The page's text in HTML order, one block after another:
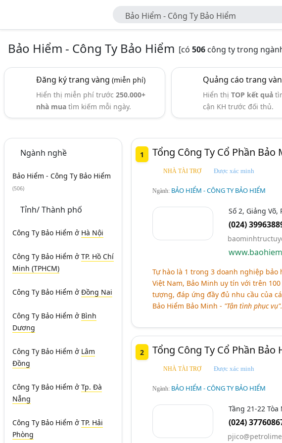
Bảo Hiểm - Công Ty Bảo Hiểm
Bảo Hiểm - Công Ty Bảo Hiểm [có 506 công ty trong
Đăng ký trang vàng(miễn phí)
Hiển thị miễn phí trước250.000+
nhà mua tìm kiếm mỗi ngày.
Quảng cáo trang
Hiển thịTOP kết quả
cận KH trước đối thủ.
Ngành nghề
Bảo Hiểm - Công Ty Bảo Hiểm
(506)
Tỉnh/ Thành phố
Công Ty Bảo Hiểm ở Hà Nội
Công Ty Bảo Hiểm ở TP. Hồ Chí
Minh (TPHCM)
Công Ty Bảo Hiểm ở Đồng Nai
Công Ty Bảo Hiểm ở Bình
Dương
Công Ty Bảo Hiểm ở Lâm
Đồng
Công Ty Bảo Hiểm ở Tp. Đà
Nẵng
Công Ty Bảo Hiểm ở TP. Hải
Phòng
1 Tổng Công Ty Cổ Phần
NHÀ TÀI TRỢ Được xác minh
Ngành: BẢO HIỂM - CÔNG TY BẢO HIỂM
Số 2, Giảng Võ,
(024)
Tự hào là 1 trong 3 doanh nghiệp
Việt Nam, Bảo Minh uy tín với trên
tượng, đáp ứng đầy đủ nhu cầu của
Bảo Hiểm Bảo Minh - "Tận tình phục vụ".
2 Tổng Công Ty Cổ Phần
NHÀ TÀI TRỢ Được xác minh
Ngành: BẢO HIỂM - CÔNG TY BẢO HIỂM
Tầng 21-22
(024)